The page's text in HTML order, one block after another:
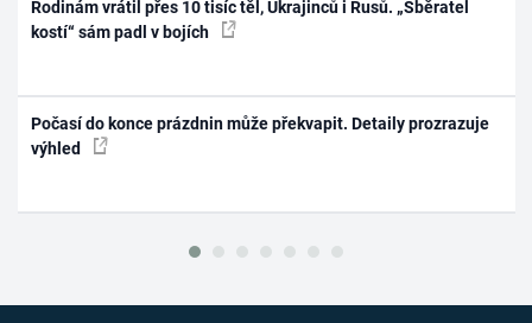
Rodinám vrátil přes 10 tisíc těl, Ukrajinců i Rusů. „Sběratel
kostí“ sám padl v bojích
Počasí do konce prázdnin může překvapit. Detaily prozrazuje
výhled